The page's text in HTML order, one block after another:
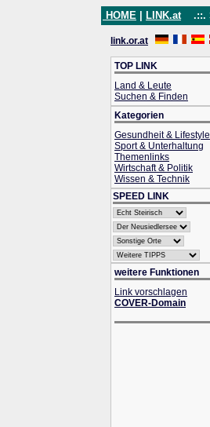
HOME LINK.at .::.
link.or.at
TOP LINK
Land & Leute
Suchen & Finden
Kategorien
Gesundheit & Lifestyle
Sport & Unterhaltung
Themenlinks
Wirtschaft & Politik
Wissen & Technik
SPEED LINK
weitere Funktionen
Link vorschlagen
COVER-Domain